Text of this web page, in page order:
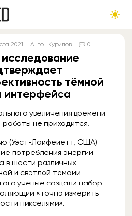
2021 Антон Курилов 0
тёмной
интерфейса
увеличения времени
работы не приходится.
(Уэст-Лайфейетт, США)
потребления энергии
в шести различных
и светлой темами
учёные создали набор
«точно измерить
пикселями».